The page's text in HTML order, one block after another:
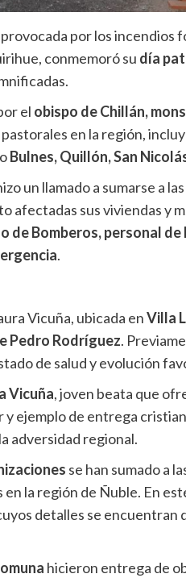
por los incendios
conmemoró su día
el obispo de Chillán,
en la región,
Bulnes, Quillón, San
un llamado a sumarse a
afectadas sus viviendas y
de Bomberos, personal de
.
Vicuña, ubicada enVilla
Pedro Rodríguez.
de salud y evolución
Vicuña, joven beata que
ejemplo de entrega
adversidad regional.
se han sumado a
la región de Ñuble. En
detalles se encuentran
hicieron entrega de